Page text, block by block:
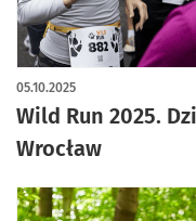
Wild Run 2025.
Wrocław
05.10.2025